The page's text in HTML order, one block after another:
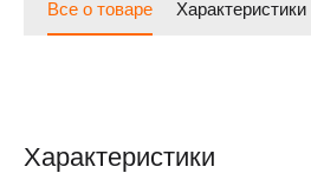
Все о товаре Характеристики
Характеристики